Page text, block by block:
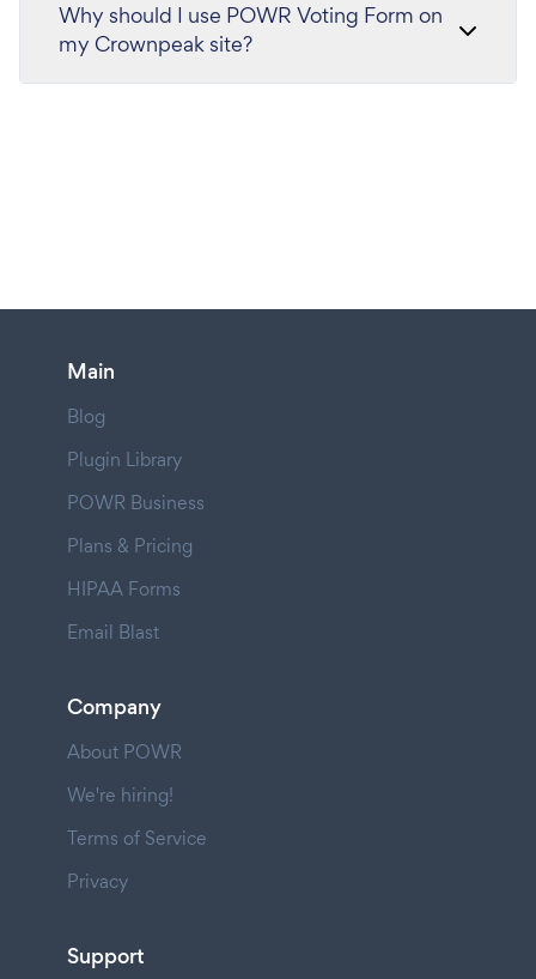
Why should I use POWR Voting Form on
my Crownpeak site?
Main
Blog
Plugin Library
POWR Business
Plans & Pricing
HIPAA Forms
Email Blast
Company
About POWR
We're hiring!
Terms of Service
Privacy
Support